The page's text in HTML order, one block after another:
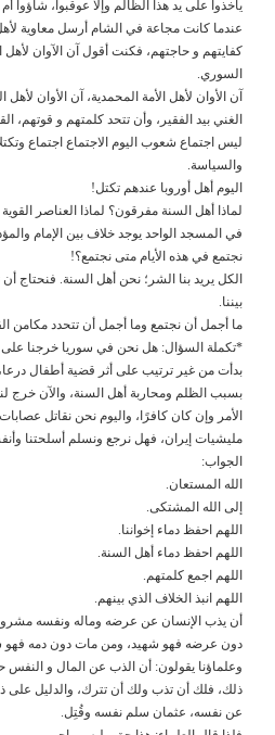
يأخذوا على يد هذا الظالم وإلا عوقبوا، شاؤوا أم
عندما كانت مجاعة في الشام أرسل معاوية
كفايتهم و حاجتهم، فكنت أقول آن الآوان
السوري.
آن الأوان لأهل الأمة المحمدية، آن الأوان
الغني بيد الفقير، وأن تتحد كلمتهم و قوتهم،
ليس اجتماع شعوب اليوم الاجتماع اجتماع
والسياسة.
اليوم أهل أوروبا عندهم تكتل!
لماذا أهل السنة مفرقون؟ لماذا العناصر
في المسجد الواحد يوجد خلاف بين الإمام
نجتمع في هذه الأيام متى نجتمع؟!
الكل يريد بنا الشر؛ نحن أهل السنة. فنحتاج أن
بيننا.
ما أجمل أن نجتمع وما أجمل أن تتحدد مكامن
*تكملة السؤال: هل نحن في سوريا خرجنا على
بدأت من غير ترتيب على أثر قضية أطفال
بسبب الظلم ومحاربة أهل السنة، والآن خرج
الأمر وإن كان كافرًا، واليوم نحن نقاتل
مليشيات إيران، فهل نرجع ونسلم أسلحتنا
الجواب:
الله المستعان.
إلى الله المشتكى.
اللهم احفظ دماء إخواننا.
اللهم احفظ دماء أهل السنة.
اللهم اجمع كلمتهم.
اللهم انبذ الخلاف الذي بينهم.
أن يذب الإنسان عن عرضه وماله ونفسه
دون عرضه فهو شهيد، ومن مات دون دمه فهو
وعلماؤنا يقولون: أن الذب عن المال و
ذلك، فلك أن تذب ولك أن تترك، والدليل
عن نفسه، عثمان سلم نفسه وقُتِل.